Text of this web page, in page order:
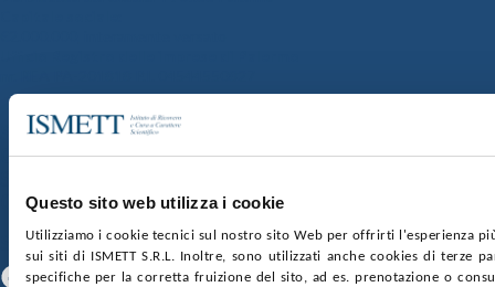
Questo sito web utilizza i cookie
Utilizziamo i cookie tecnici sul nostro sito Web per offrirti l'esperienza
sui siti di ISMETT S.R.L. Inoltre, sono utilizzati anche cookies di terze
specifiche per la corretta fruizione del sito, ad es. prenotazione o
SOCIETÀ TRASPARENTE
GARE E CONTRATTIPRIVACYCOOKIE POLICY
CONTATTI
SEGUICI SU
Facebook Linkedin Youtube